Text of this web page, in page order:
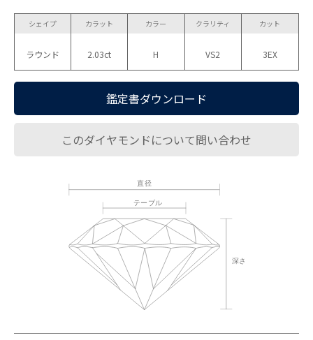
シェイプ
ラウンド
カラット
2.03ct
カラー
H
クラリティ
VS2
カット
3EX
鑑定書ダウンロード
このダイヤモンドについて問い合わせ